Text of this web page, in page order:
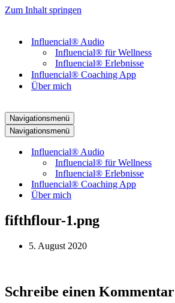
Zum Inhalt springen
Influencial® Audio
Influencial® für Wellness
Influencial® Erlebnisse
Influencial® Coaching App
Über mich
Navigationsmenü
Navigationsmenü
Influencial® Audio
Influencial® für Wellness
Influencial® Erlebnisse
Influencial® Coaching App
Über mich
fifthflour-1.png
5. August 2020
Schreibe einen Kommentar